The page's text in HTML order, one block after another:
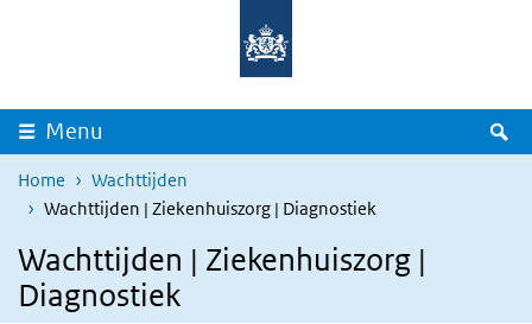
Overslaan en naar de inhoud gaan
Menu
Home
Wachttijden
Wachttijden | Ziekenhuiszorg | Diagnostiek
Wachttijden | Ziekenhuiszorg |
Diagnostiek